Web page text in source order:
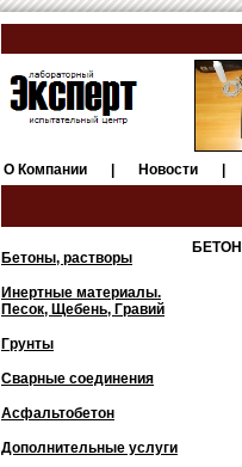
О Компании Новости
Бетоны, растворы
Инертные материалы.
Песок, Щебень, Гравий
Грунты
Сварные соединения
Асфальтобетон
Дополнительные услуги